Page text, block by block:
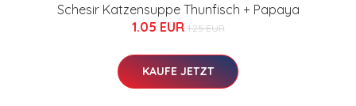
Schesir Katzensuppe Thunfisch + Papaya
1.05 EUR 1.25 EUR
KAUFE JETZT